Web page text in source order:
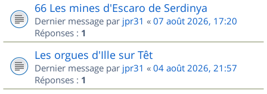
66 Les mines d'Escaro de Serdinya
Dernier message par jpr31 « 07 août 2026, 17:20
Réponses : 1
Les orgues d'Ille sur Têt
Dernier message par jpr31 « 04 août 2026, 21:57
Réponses : 1